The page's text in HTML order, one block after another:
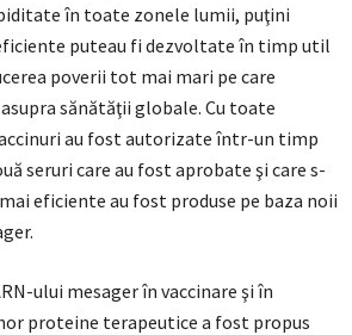
în toate zonele lumii, puţini
puteau fi dezvoltate în timp util
poverii tot mai mari pe care
sănătăţii globale. Cu toate
au fost autorizate într-un timp
seruri care au fost aprobate şi care s-
eficiente au fost produse pe baza noii
ului mesager în vaccinare şi în
proteine terapeutice a fost propus